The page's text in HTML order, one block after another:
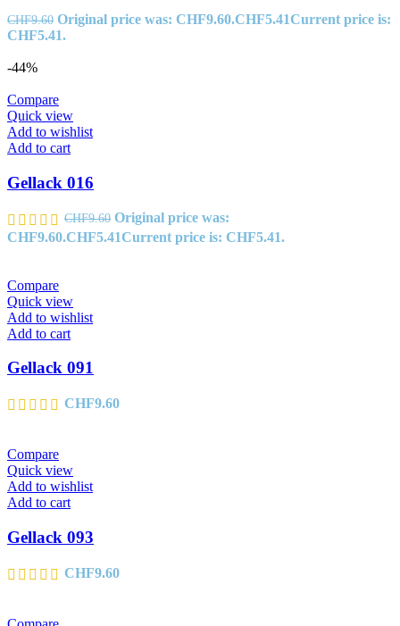
CHF9.60 Original price was: CHF9.60.CHF5.41Current price is:
CHF5.41.
-44%
Compare
Quick view
Add to wishlist
Add to cart
Gellack 016
CHF9.60 Original price was:
CHF9.60.CHF5.41Current price is: CHF5.41.
Compare
Quick view
Add to wishlist
Add to cart
Gellack 091
CHF9.60
Compare
Quick view
Add to wishlist
Add to cart
Gellack 093
CHF9.60